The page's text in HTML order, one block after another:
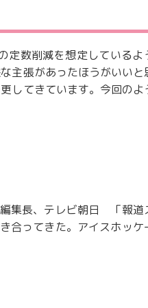
定数削減を想定しているよ
主張があったほうがいいと
してきています。今回のよ
集長、テレビ朝日 「報道
合ってきた。アイスホッケ